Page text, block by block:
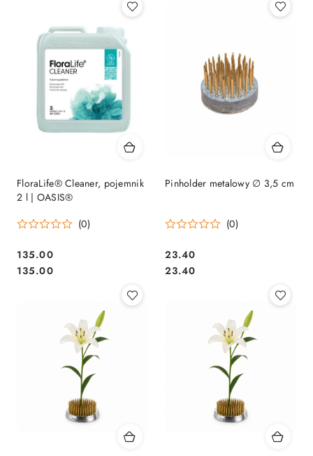
FloraLife® Cleaner, pojemnik
2 l | OASIS®
(0)
Cena:
135.00
Cena:
135.00
Pinholder metalowy ∅ 3,5 cm
(0)
Cena:
23.40
Cena:
23.40